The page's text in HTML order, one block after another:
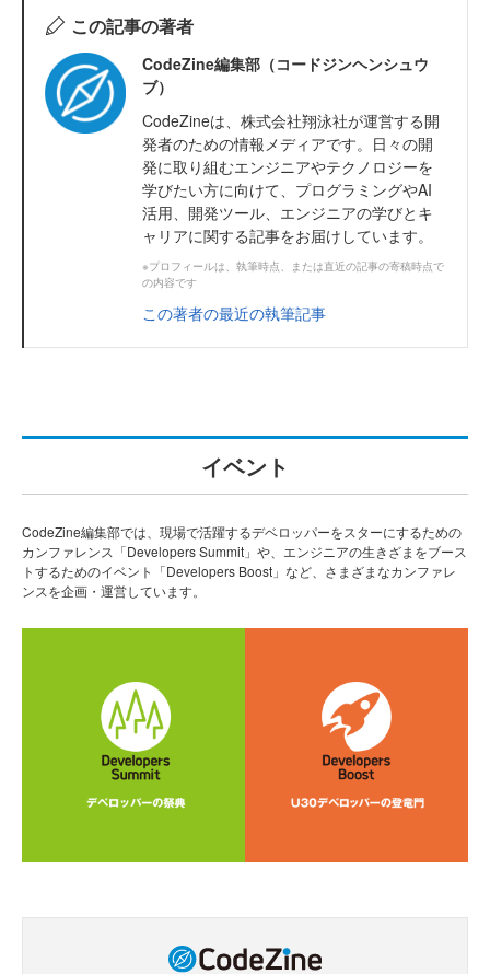
この記事の著者
CodeZine編集部（コードジンヘンシュウ
ブ）
CodeZineは、株式会社翔泳社が運営する開
発者のための情報メディアです。日々の開
発に取り組むエンジニアやテクノロジーを
学びたい方に向けて、プログラミングやAI
活用、開発ツール、エンジニアの学びとキ
ャリアに関する記事をお届けしています。
※プロフィールは、執筆時点、または直近の記事の寄稿時点で
の内容です
この著者の最近の執筆記事
イベント
CodeZine編集部では、現場で活躍するデベロッパーをスターにするための
カンファレンス「Developers Summit」や、エンジニアの生きざまをブース
トするためのイベント「Developers Boost」など、さまざまなカンファレ
ンスを企画・運営しています。